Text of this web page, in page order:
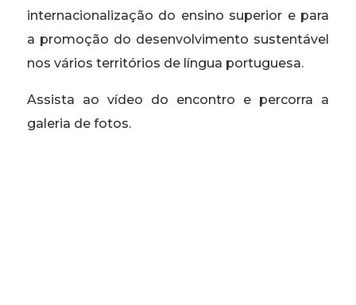
internacionalização do ensino superior e para
a promoção do desenvolvimento sustentável
nos vários territórios de língua portuguesa.
Assista ao vídeo do encontro e percorra a
galeria de fotos.